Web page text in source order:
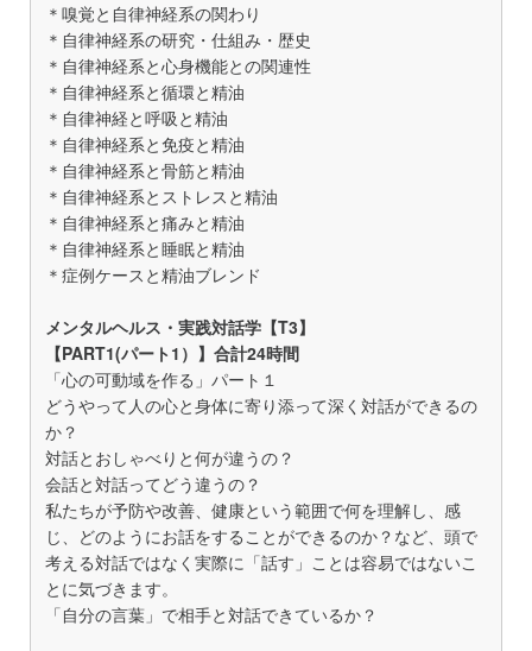
＊嗅覚と自律神経系の関わり
＊自律神経系の研究・仕組み・歴史
＊自律神経系と心身機能との関連性
＊自律神経系と循環と精油
＊自律神経と呼吸と精油
＊自律神経系と免疫と精油
＊自律神経系と骨筋と精油
＊自律神経系とストレスと精油
＊自律神経系と痛みと精油
＊自律神経系と睡眠と精油
＊症例ケースと精油ブレンド
メンタルヘルス・実践対話学【T3】
【PART1(パート1）】合計24時間
「心の可動域を作る」パート１
どうやって人の心と身体に寄り添って深く対話ができるの
か？
対話とおしゃべりと何が違うの？
会話と対話ってどう違うの？
私たちが予防や改善、健康という範囲で何を理解し、感
じ、どのようにお話をすることができるのか？など、頭で
考える対話ではなく実際に「話す」ことは容易ではないこ
とに気づきます。
「自分の言葉」で相手と対話できているか？